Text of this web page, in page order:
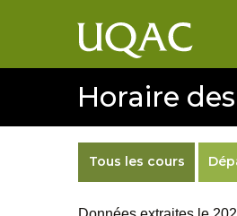
Horaire
Tous les cours